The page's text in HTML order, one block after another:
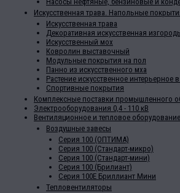
Искусственная трава. Напольные
Искусственная трава
Декоративная искусственная изгородь
Искусственный мох
Ковролин выставочный
Модульные покрытия на пол
Панно из искусственного мха
Растение искусственное интерьерное
Спортивные покрытия
Комплексные поставки промышленного
Электрооборудования 0,4 - 110 кВ
Вентиляционное и тепловое
Воздушные завесы
Серия 100 (ОПТИМА)
Серия 100 (Стандарт-микро)
Серия 100 (Стандарт-мини)
Серия 100 (Брилиант)
Серия 100Е Бриллиант Мини
Тепловентиляторы